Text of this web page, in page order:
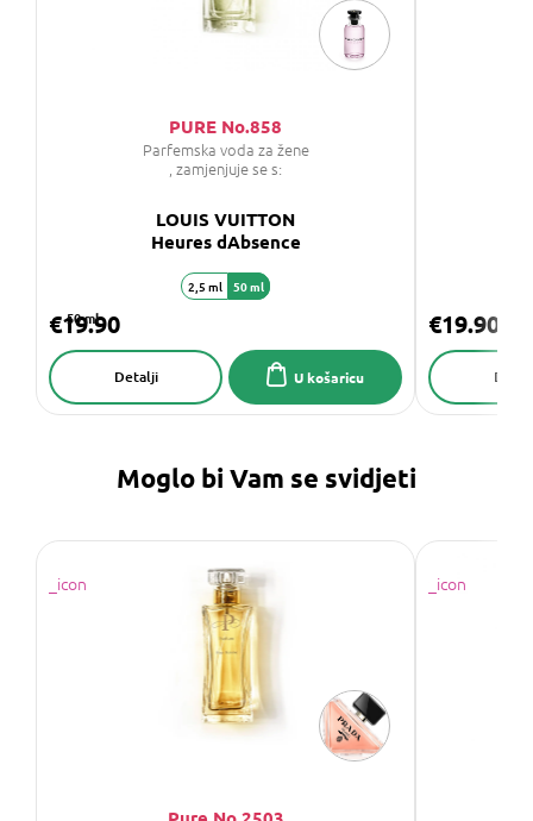
PURE No.858
Parfemska voda za žene
, zamjenjuje se s:
LOUIS VUITTON
Heures dAbsence
50 ml
€19.90
U košaricu
Detalji
2,5 ml 50 ml
€19.90
Moglo bi Vam se svidjeti